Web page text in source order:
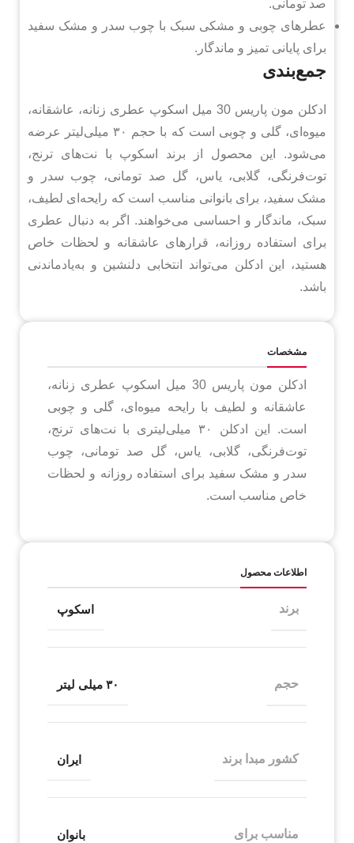
صد تومانی.
عطرهای چوبی و مشکی سبک با چوب سدر و مشک سفید
برای پایانی تمیز و ماندگار.
جمع‌بندی
ادکلن مون پاریس 30 میل اسکوپ عطری زنانه، عاشقانه،
میوه‌ای، گلی و چوبی است که با حجم ۳۰ میلی‌لیتر عرضه
می‌شود. این محصول از برند اسکوپ با نت‌های ترنج،
توت‌فرنگی، گلابی، یاس، گل صد تومانی، چوب سدر و
مشک سفید، برای بانوانی مناسب است که رایحه‌ای لطیف،
سبک، ماندگار و احساسی می‌خواهند. اگر به دنبال عطری
برای استفاده روزانه، قرارهای عاشقانه و لحظات خاص
هستید، این ادکلن می‌تواند انتخابی دلنشین و به‌یادماندنی
باشد.
مشخصات
ادکلن مون پاریس 30 میل اسکوپ عطری زنانه،
عاشقانه و لطیف با رایحه میوه‌ای، گلی و چوبی
است. این ادکلن ۳۰ میلی‌لیتری با نت‌های ترنج،
توت‌فرنگی، گلابی، یاس، گل صد تومانی، چوب
سدر و مشک سفید برای استفاده روزانه و لحظات
خاص مناسب است.
اطلاعات محصول
برند اسکوپ
حجم ۳۰ میلی لیتر
کشور مبدا برند ایران
مناسب برای بانوان